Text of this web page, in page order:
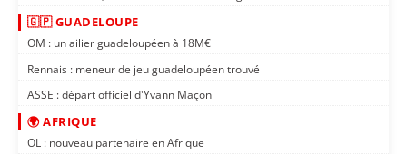
🇬🇵 GUADELOUPE
OM : un ailier guadeloupéen à 18M€
Rennais : meneur de jeu guadeloupéen trouvé
ASSE : départ officiel d'Yvann Maçon
🌍 AFRIQUE
OL : nouveau partenaire en Afrique